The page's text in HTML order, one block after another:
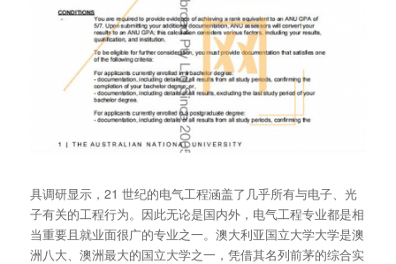
具调研显示，21 世纪的电气工程涵盖了几乎所有与电子、光
子有关的工程行为。因此无论是国内外，电气工程专业都是相
当重要且就业面很广的专业之一。澳大利亚国立大学大学是澳
洲八大、澳洲最大的国立大学之一，凭借其名列前茅的综合实